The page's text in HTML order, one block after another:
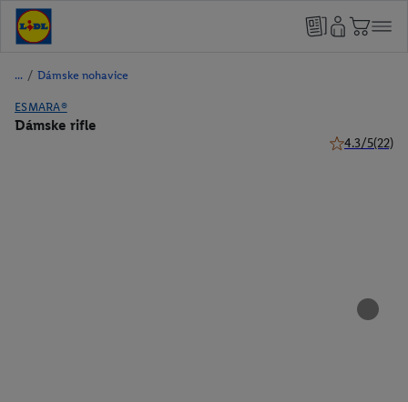
/ Dámske nohavice
ESMARA®
Dámske rifle
4.3/5(22)